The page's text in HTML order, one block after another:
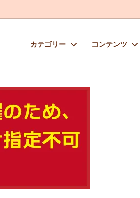
カテゴリー コンテンツ